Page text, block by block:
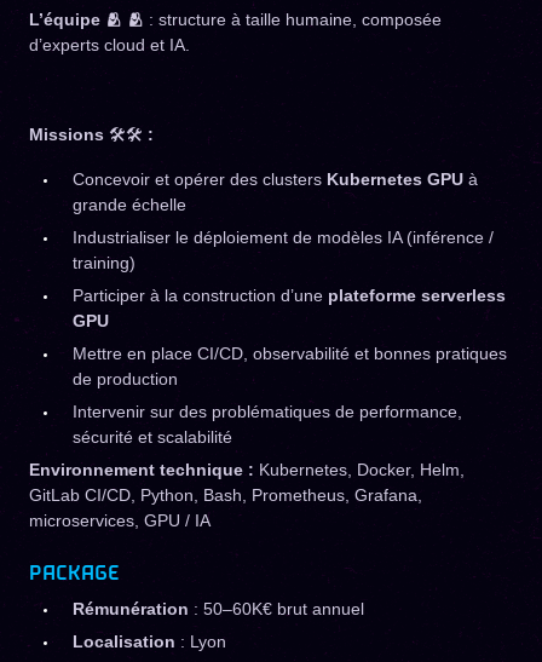
L’équipe 🫂 🫂 : structure à taille humaine, composée
d’experts cloud et IA.
Missions 🛠️🛠️ :
Concevoir et opérer des clusters Kubernetes GPU à
grande échelle
Industrialiser le déploiement de modèles IA (inférence /
training)
Participer à la construction d’une plateforme serverless
GPU
Mettre en place CI/CD, observabilité et bonnes pratiques
de production
Intervenir sur des problématiques de performance,
sécurité et scalabilité
Environnement technique : Kubernetes, Docker, Helm,
GitLab CI/CD, Python, Bash, Prometheus, Grafana,
microservices, GPU / IA
PACKAGE
Rémunération : 50–60K€ brut annuel
Localisation : Lyon